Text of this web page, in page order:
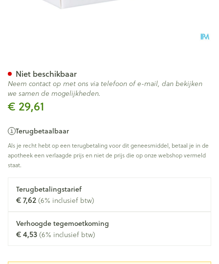
€ 29,61
Terugbetaalbaar
Als je recht hebt op een terugbetaling voor dit geneesmiddel, betaal je in de
apotheek een verlaagde prijs en niet de prijs die op onze webshop vermeld
staat.
Terugbetalingstarief
€ 7,62(6% inclusief btw)
Verhoogde tegemoetkoming
€ 4,53(6% inclusief btw)
Niet beschikbaar
Neem contact op met ons via telefoon of e-mail, dan bekijken
we samen de mogelijkheden.